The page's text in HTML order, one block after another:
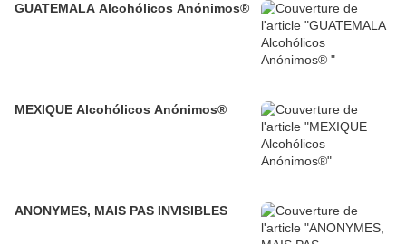
GUATEMALA Alcohólicos Anónimos®
MEXIQUE Alcohólicos Anónimos®
ANONYMES, MAIS PAS INVISIBLES